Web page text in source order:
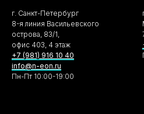
г. Санкт-Петербург
8-я линия Васильевского
острова, 83/1,
офис 403, 4 этаж
+7 (981) 916 10 40
info@n-eon.ru
Пн-Пт 10:00-19:00